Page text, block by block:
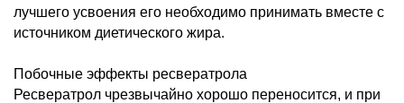
лучшего усвоения его необходимо принимать вместе с
источником диетического жира.
Побочные эффекты ресвератрола
Ресвератрол чрезвычайно хорошо переносится, и при